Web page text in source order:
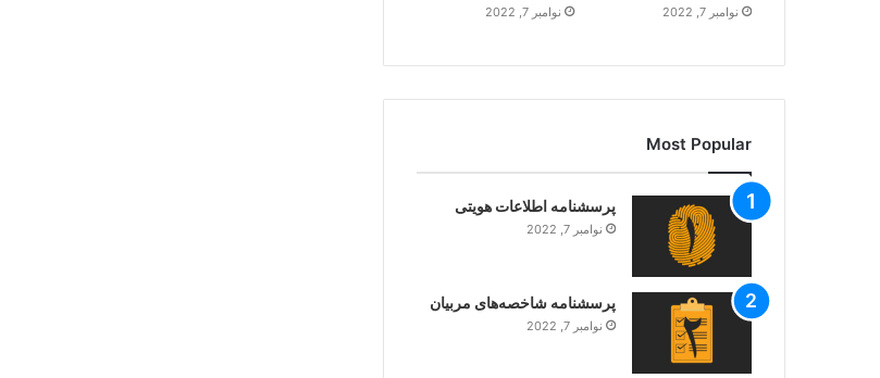
نوامبر 7, 2022 نوامبر 7, 2022
Most Popular
پرسشنامه اطلاعات هویتی
نوامبر 7, 2022
پرسشنامه شاخصه‌های مربیان
نوامبر 7, 2022